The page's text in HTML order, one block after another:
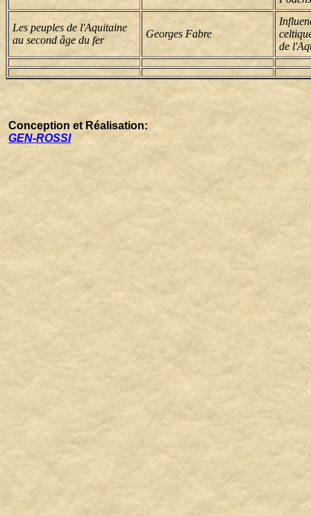
Les peuples de l'Aquitaine
au second âge du fer
Georges Fabre
de
Conception et Réalisation:
GEN-ROSSI